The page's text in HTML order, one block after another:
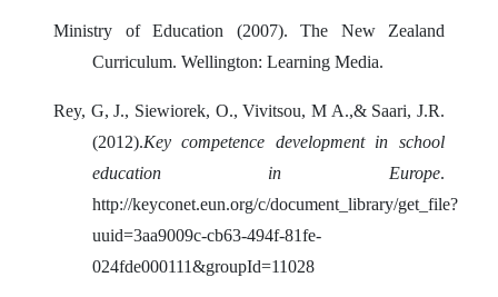
Ministry of Education (2007). The New Zealand
Curriculum. Wellington: Learning Media.
Rey, G, J., Siewiorek, O., Vivitsou, M A.,& Saari, J.R.
(2012).Key competence development in school
education in Europe.
http://keyconet.eun.org/c/document_library/get_file?
uuid=3aa9009c-cb63-494f-81fe-
024fde000111&groupId=11028